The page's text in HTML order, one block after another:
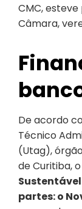
CMC,
Câmara,
De acordo
Técnico
(Utag),
de Curitiba, o
partes:o